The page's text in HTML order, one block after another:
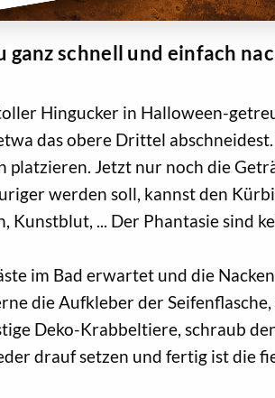
schnell und einfach
Hingucker in Halloween-
das obere Drittel
platzieren. Jetzt nur noch die
werden soll, kannst den
... Der Phantasie sind
im Bad erwartet und die
die Aufkleber der
Deko-Krabbeltiere, schraub
drauf setzen und fertig ist die